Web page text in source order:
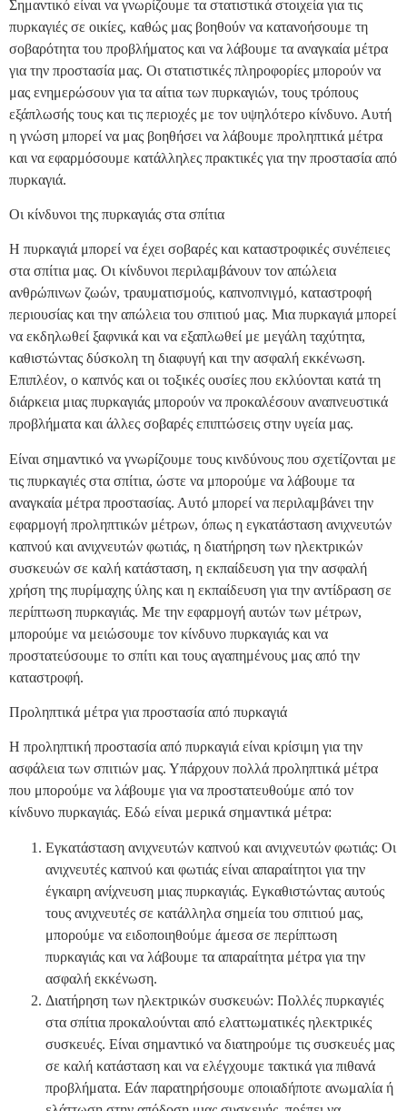
Σημαντικό είναι να γνωρίζουμε τα στατιστικά στοιχεία για τις
πυρκαγιές σε οικίες, καθώς μας βοηθούν να κατανοήσουμε τη
σοβαρότητα του προβλήματος και να λάβουμε τα αναγκαία μέτρα
για την προστασία μας. Οι στατιστικές πληροφορίες μπορούν να
μας ενημερώσουν για τα αίτια των πυρκαγιών, τους τρόπους
εξάπλωσής τους και τις περιοχές με τον υψηλότερο κίνδυνο. Αυτή
η γνώση μπορεί να μας βοηθήσει να λάβουμε προληπτικά μέτρα
και να εφαρμόσουμε κατάλληλες πρακτικές για την προστασία από
πυρκαγιά.
Οι κίνδυνοι της πυρκαγιάς στα σπίτια
Η πυρκαγιά μπορεί να έχει σοβαρές και καταστροφικές συνέπειες
στα σπίτια μας. Οι κίνδυνοι περιλαμβάνουν τον απώλεια
ανθρώπινων ζωών, τραυματισμούς, καπνοπνιγμό, καταστροφή
περιουσίας και την απώλεια του σπιτιού μας. Μια πυρκαγιά μπορεί
να εκδηλωθεί ξαφνικά και να εξαπλωθεί με μεγάλη ταχύτητα,
καθιστώντας δύσκολη τη διαφυγή και την ασφαλή εκκένωση.
Επιπλέον, ο καπνός και οι τοξικές ουσίες που εκλύονται κατά τη
διάρκεια μιας πυρκαγιάς μπορούν να προκαλέσουν αναπνευστικά
προβλήματα και άλλες σοβαρές επιπτώσεις στην υγεία μας.
Είναι σημαντικό να γνωρίζουμε τους κινδύνους που σχετίζονται με
τις πυρκαγιές στα σπίτια, ώστε να μπορούμε να λάβουμε τα
αναγκαία μέτρα προστασίας. Αυτό μπορεί να περιλαμβάνει την
εφαρμογή προληπτικών μέτρων, όπως η εγκατάσταση ανιχνευτών
καπνού και ανιχνευτών φωτιάς, η διατήρηση των ηλεκτρικών
συσκευών σε καλή κατάσταση, η εκπαίδευση για την ασφαλή
χρήση της πυρίμαχης ύλης και η εκπαίδευση για την αντίδραση σε
περίπτωση πυρκαγιάς. Με την εφαρμογή αυτών των μέτρων,
μπορούμε να μειώσουμε τον κίνδυνο πυρκαγιάς και να
προστατεύσουμε το σπίτι και τους αγαπημένους μας από την
καταστροφή.
Προληπτικά μέτρα για προστασία από πυρκαγιά
Η προληπτική προστασία από πυρκαγιά είναι κρίσιμη για την
ασφάλεια των σπιτιών μας. Υπάρχουν πολλά προληπτικά μέτρα
που μπορούμε να λάβουμε για να προστατευθούμε από τον
κίνδυνο πυρκαγιάς. Εδώ είναι μερικά σημαντικά μέτρα:
Εγκατάσταση ανιχνευτών καπνού και ανιχνευτών φωτιάς: Οι
ανιχνευτές καπνού και φωτιάς είναι απαραίτητοι για την
έγκαιρη ανίχνευση μιας πυρκαγιάς. Εγκαθιστώντας αυτούς
τους ανιχνευτές σε κατάλληλα σημεία του σπιτιού μας,
μπορούμε να ειδοποιηθούμε άμεσα σε περίπτωση
πυρκαγιάς και να λάβουμε τα απαραίτητα μέτρα για την
ασφαλή εκκένωση.
Διατήρηση των ηλεκτρικών συσκευών: Πολλές πυρκαγιές
στα σπίτια προκαλούνται από ελαττωματικές ηλεκτρικές
συσκευές. Είναι σημαντικό να διατηρούμε τις συσκευές μας
σε καλή κατάσταση και να ελέγχουμε τακτικά για πιθανά
προβλήματα. Εάν παρατηρήσουμε οποιαδήποτε ανωμαλία ή